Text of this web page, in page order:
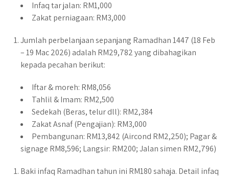
Infaq tar jalan: RM1,000
Zakat perniagaan: RM3,000
Jumlah perbelanjaan sepanjang Ramadhan 1447 (18 Feb
– 19 Mac 2026) adalah RM29,782 yang dibahagikan
kepada pecahan berikut:
Iftar & moreh: RM8,056
Tahlil & Imam: RM2,500
Sedekah (Beras, telur dll): RM2,384
Zakat Asnaf (Pengajian): RM3,000
Pembangunan: RM13,842 (Aircond RM2,250); Pagar &
signage RM8,596; Langsir: RM200; Jalan simen RM2,796)
Baki infaq Ramadhan tahun ini RM180 sahaja. Detail infaq